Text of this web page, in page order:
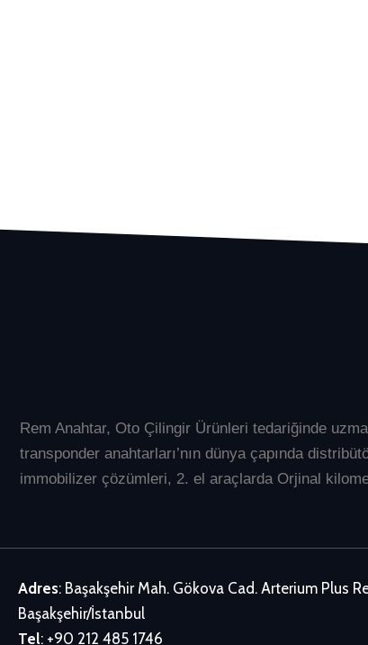
Rem Anahtar, Oto Çilingir Ürünleri tedariğinde
transponder anahtarları’nın dünya çapında
immobilizer çözümleri, 2. el araçlarda Orjinal
Adres: Başakşehir Mah. Gökova Cad. Arterium Plus
Başakşehir/İstanbul
Tel: +90 212 485 1746